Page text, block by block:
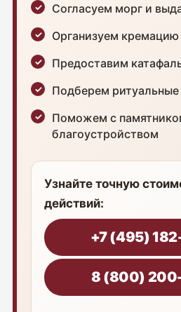
Согласуем морг и
Организуем кремацию
Предоставим
Подберем
Поможем с
благоустройством
Узнайте точную
действий:
+7 (495)
8 (800)